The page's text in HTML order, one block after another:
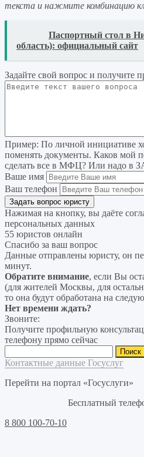
текста и нажмите комбинацию
Паспортный стол в
область): официальный сайт
Задайте свой вопрос и получите
Пример: По личной инициативе
поменять документы. Каков мой
сделать все в МФЦ? Или надо в
Ваше имя
Ваш телефон
Нажимая на кнопку, вы даёте
персональных данных
55 юристов онлайн
Спасибо за ваш вопрос
Данные отправлены юристу, он
минут.
Обратите внимание, если Вы
(для жителей Москвы, для
то она будут обработана на
Нет времени ждать?
Звоните:
Получите профильную
телефону прямо сейчас
Контактные данные Госуслуг
Перейти на портал «Госуслуги»
Бесплатный
8 800 100-70-10